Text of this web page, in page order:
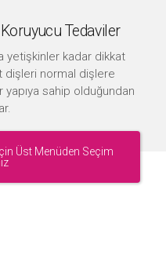
Tedaviler
yetişkinler kadar dikkat
dişleri normal dişlere
sahip olduğundan
Üst Menüden Seçim